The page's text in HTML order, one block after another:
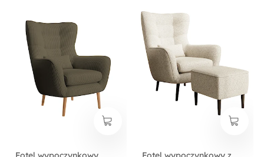
Głębokość siedziska:
55 cm
Szerokość siedziska:
48 cm